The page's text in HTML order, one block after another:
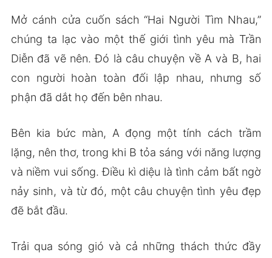
Mở cánh cửa cuốn sách “Hai Người Tìm Nhau,”
chúng ta lạc vào một thế giới tình yêu mà Trần
Diễn đã vẽ nên. Đó là câu chuyện về A và B, hai
con người hoàn toàn đối lập nhau, nhưng số
phận đã dắt họ đến bên nhau.
Bên kia bức màn, A đọng một tính cách trầm
lặng, nên thơ, trong khi B tỏa sáng với năng lượng
và niềm vui sống. Điều kì diệu là tình cảm bất ngờ
nảy sinh, và từ đó, một câu chuyện tình yêu đẹp
đẽ bắt đầu.
Trải qua sóng gió và cả những thách thức đầy